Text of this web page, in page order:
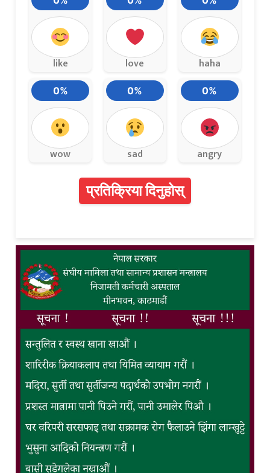
like love haha
0%
wow
0%
sad
0%
angry
प्रतिक्रिया दिनुहोस्